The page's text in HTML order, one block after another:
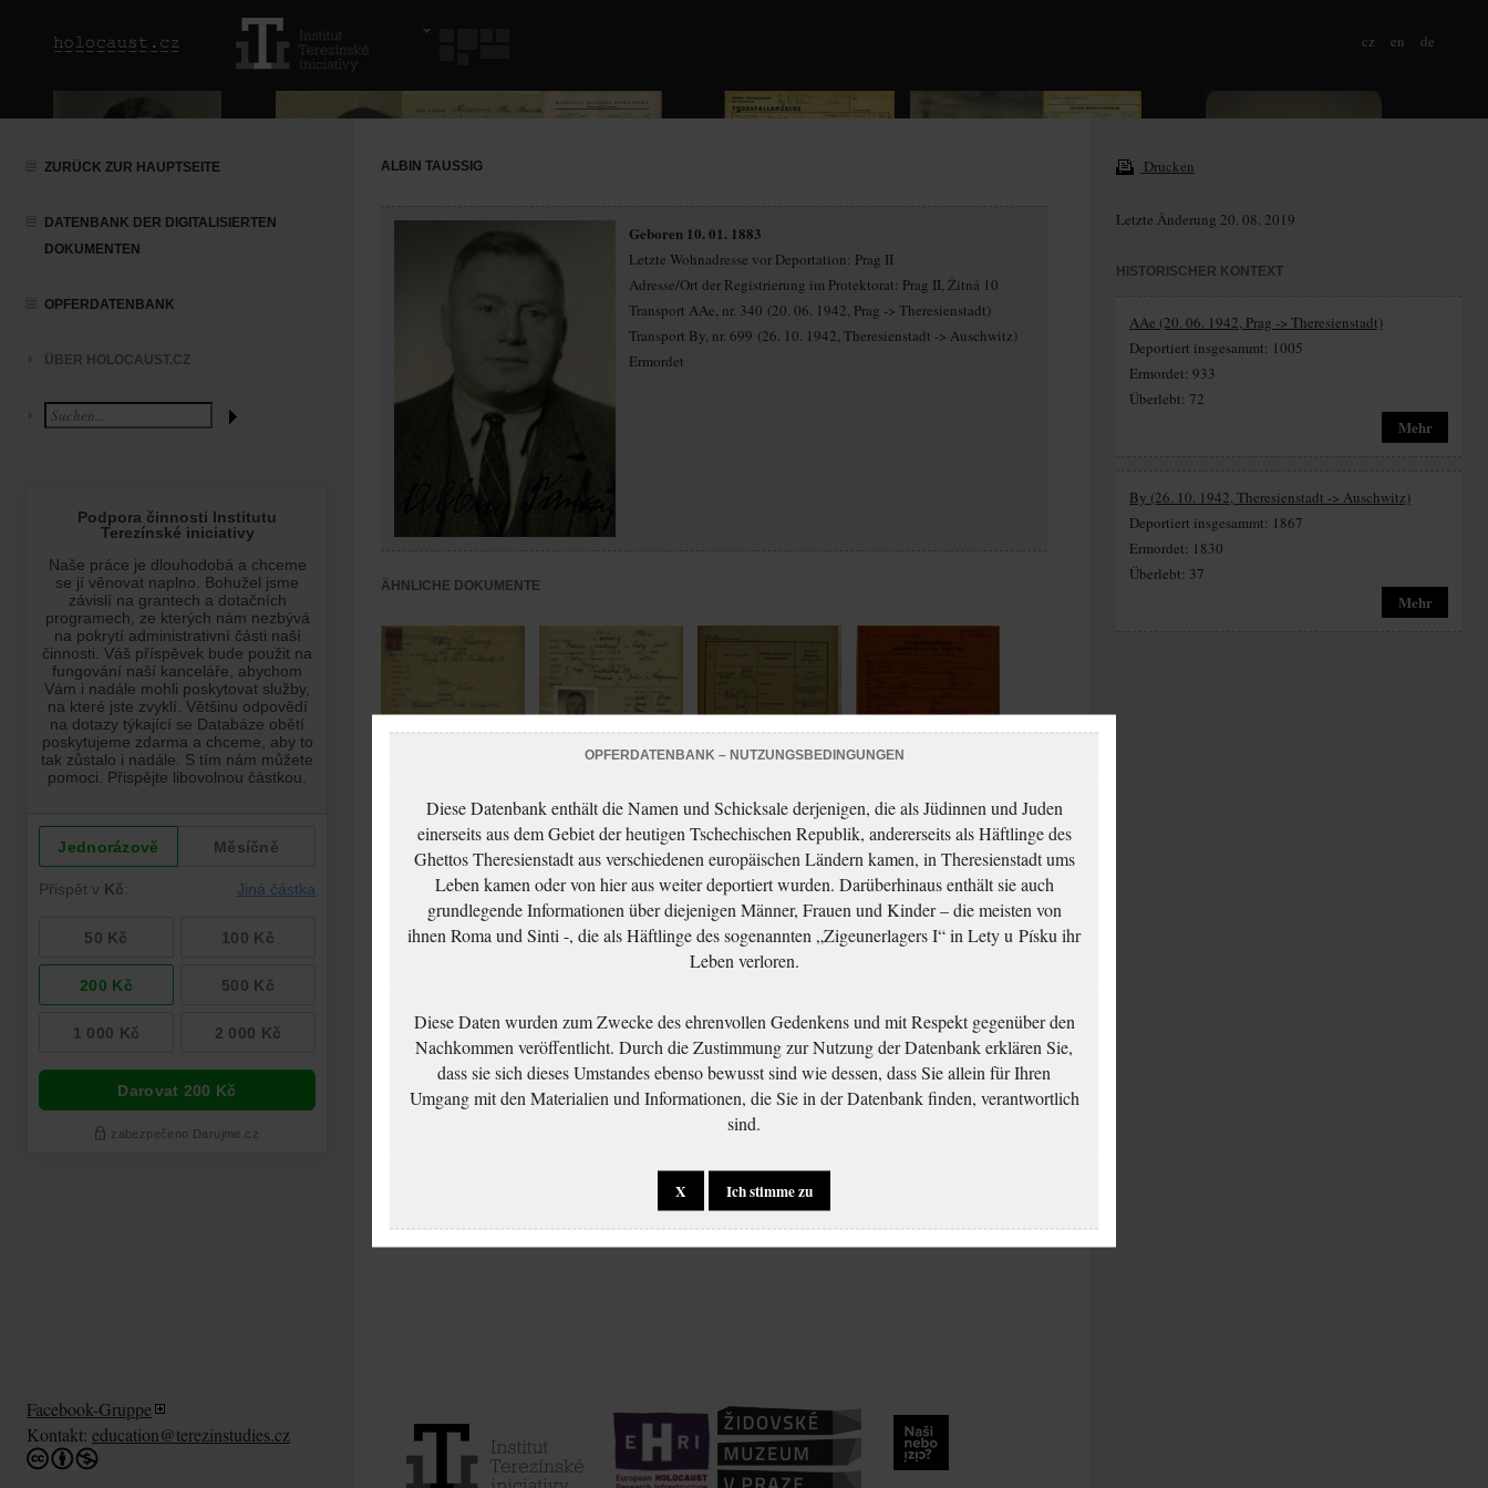
cz en de
ZURÜCK ZUR HAUPTSEITE
DATENBANK DER DIGITALISIERTEN
DOKUMENTEN
OPFERDATENBANK
ÜBER HOLOCAUST.CZ
ALBIN TAUSSIG
Geboren 10. 01. 1883
Letzte Wohnadresse vor Deportation: Prag II
Adresse/Ort der Registrierung im Protektorat: Prag II, Žitná 10
Transport AAe, nr. 340 (20. 06. 1942, Prag -> Theresienstadt)
Transport By, nr. 699 (26. 10. 1942, Theresienstadt -> Auschwitz)
Ermordet
ÄHNLICHE DOKUMENTE
Taussig Albin: Passport
application
Taussig Albin: Identity
card application
Taussig Albin: Criminal
procedure
Taussig Albin: Arrest
protocol
Jews
Drucken
Letzte Änderung 20. 08. 2019
HISTORISCHER KONTEXT
AAe (20. 06. 1942, Prag -> Theresienstadt)
Deportiert insgesammt: 1005
Ermordet: 933
Überlebt: 72
Mehr
By (26. 10. 1942, Theresienstadt -> Auschwitz)
Deportiert insgesammt: 1867
Ermordet: 1830
Überlebt: 37
Mehr
Facebook-Gruppe
Kontakt: education@terezinstudies.cz
OPFERDATENBANK – NUTZUNGSBEDINGUNGEN
Diese Datenbank enthält die Namen und Schicksale derjenigen, die als Jüdinnen und Juden
einerseits aus dem Gebiet der heutigen Tschechischen Republik, andererseits als Häftlinge des
Ghettos Theresienstadt aus verschiedenen europäischen Ländern kamen, in Theresienstadt ums
Leben kamen oder von hier aus weiter deportiert wurden. Darüberhinaus enthält sie auch
grundlegende Informationen über diejenigen Männer, Frauen und Kinder – die meisten von
ihnen Roma und Sinti -, die als Häftlinge des sogenannten „Zigeunerlagers I“ in Lety u Písku ihr
Leben verloren.
Diese Daten wurden zum Zwecke des ehrenvollen Gedenkens und mit Respekt gegenüber den
Nachkommen veröffentlicht. Durch die Zustimmung zur Nutzung der Datenbank erklären Sie,
dass sie sich dieses Umstandes ebenso bewusst sind wie dessen, dass Sie allein für Ihren
Umgang mit den Materialien und Informationen, die Sie in der Datenbank finden, verantwortlich
sind.
X Ich stimme zu